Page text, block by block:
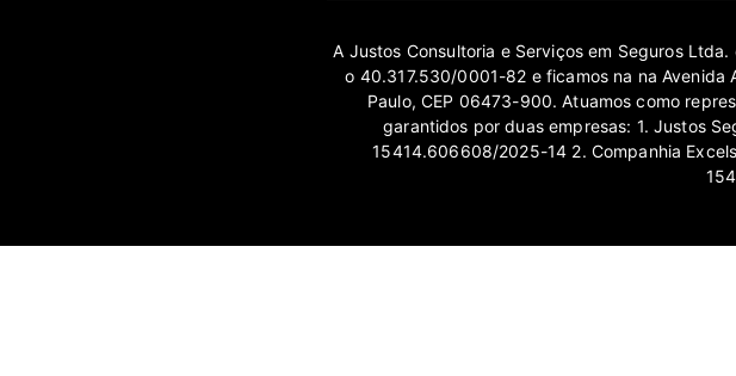
A Justos Consultoria e Serviços em Seguros
o 40.317.530/0001-82 e ficamos na na Avenida
Paulo, CEP 06473-900. Atuamos como
garantidos por duas empresas: 1. Justos
15414.606608/2025-14 2. Companhia